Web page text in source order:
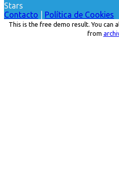
Stars
Contacto
Política de Cookies
This is the free demo result. You can
from